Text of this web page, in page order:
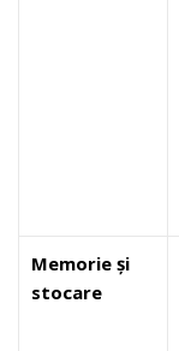
Memorie și
stocare